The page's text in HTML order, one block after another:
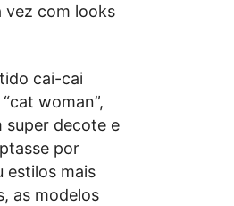
vez com looks
cai-cai
woman”,
super decote e
por
estilos mais
as modelos